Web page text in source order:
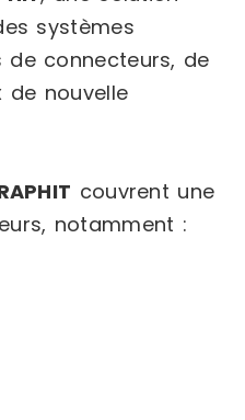
systèmes
connecteurs, de
nouvelle
couvrent une
notamment :